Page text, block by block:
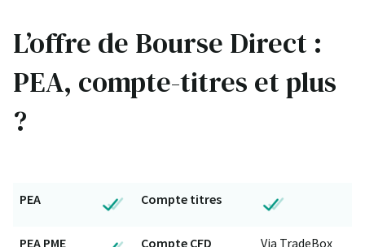
L’offre de Bourse Direct :
PEA, compte-titres et plus
?
PEA Compte titres
PEA PME Compte CFD Via TradeBox